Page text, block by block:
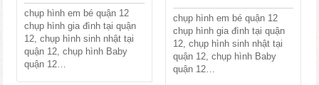
chụp hình em bé quận 12
chụp hình gia đình tại quận
12, chụp hình sinh nhật tại
quận 12, chụp hình Baby
quận 12…
chụp hình em bé quận 12
chụp hình gia đình tại quận
12, chụp hình sinh nhật tại
quận 12, chụp hình Baby
quận 12…